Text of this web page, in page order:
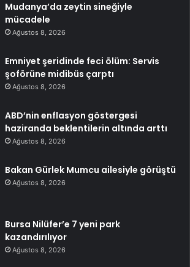
Mudanya’da zeytin sineğiyle
mücadele
Ağustos 8, 2026
Emniyet şeridinde feci ölüm: Servis
şoförüne midibüs çarptı
Ağustos 8, 2026
ABD’nin enflasyon göstergesi
haziranda beklentilerin altında arttı
Ağustos 8, 2026
Bakan Gürlek Mumcu ailesiyle görüştü
Ağustos 8, 2026
Bursa Nilüfer’e 7 yeni park
kazandırılıyor
Ağustos 8, 2026